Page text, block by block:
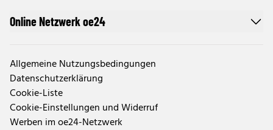
Online Netzwerk oe24
Allgemeine Nutzungsbedingungen
Datenschutzerklärung
Cookie-Liste
Cookie-Einstellungen und Widerruf
Werben im oe24-Netzwerk